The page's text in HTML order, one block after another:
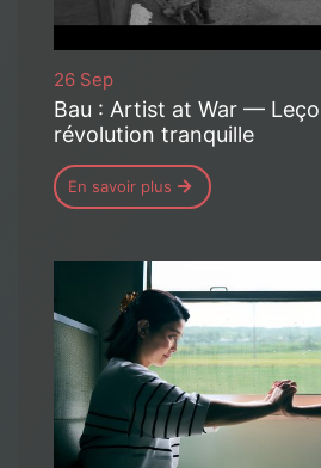
26 Sep
Bau : Artist at War —
révolution tranquille
En savoir plus